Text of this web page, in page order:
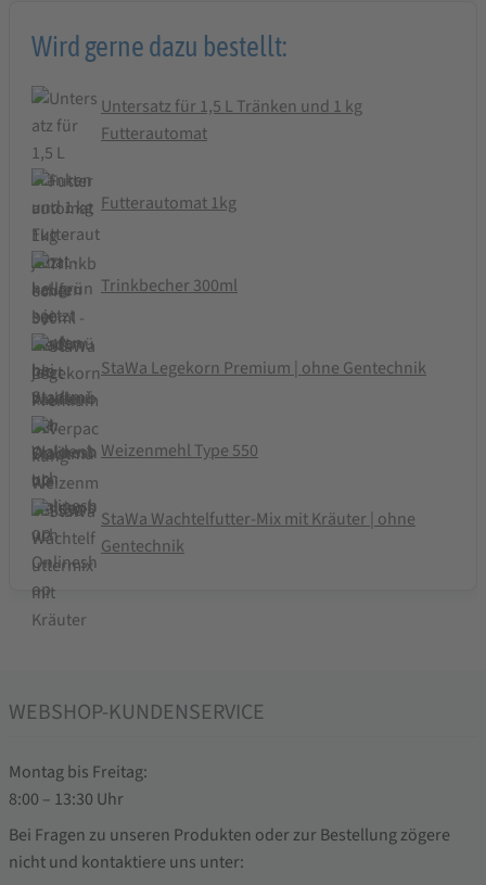
Wird gerne dazu bestellt:
Untersatz für 1,5 L Tränken und 1 kg
Futterautomat
Futterautomat 1kg
Trinkbecher 300ml
StaWa Legekorn Premium | ohne Gentechnik
Weizenmehl Type 550
StaWa Wachtelfutter-Mix mit Kräuter | ohne
Gentechnik
WEBSHOP-KUNDENSERVICE
Montag bis Freitag:
8:00 – 13:30 Uhr
Bei Fragen zu unseren Produkten oder zur Bestellung zögere
nicht und kontaktiere uns unter: